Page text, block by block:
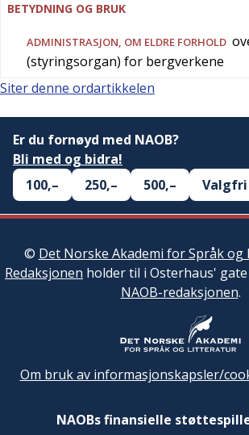
BETYDNING OG BRUK
ADMINISTRASJON, OM ELDRE FORHOLD
(styringsorgan) for bergverkene
Siter denne ordartikkelen
Er du fornøyd med NAOB?
Bli med og bidra!
100,–
250,– 500,– Valgfri
© Det Norske Akademi for Språk
Redaksjonen holder til i Osterhaus' gate
NAOB-redaksjonen.
Om bruk av informasjonskapsler/
NAOBs finansielle